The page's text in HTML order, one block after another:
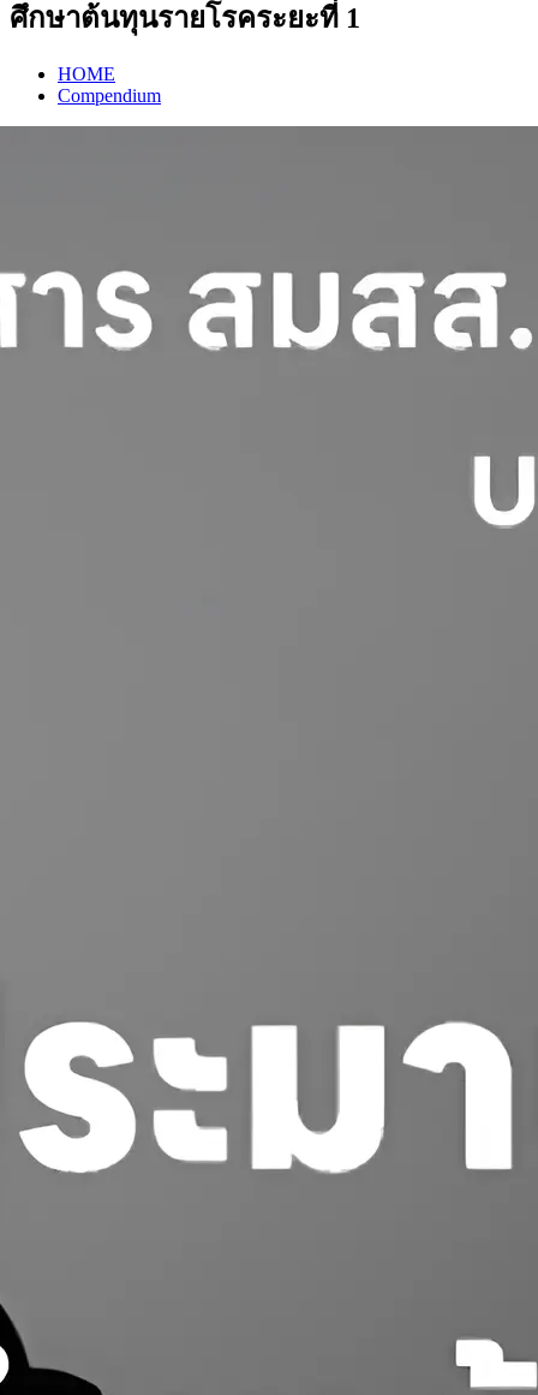
ศึกษาต้นทุนรายโรคระยะที่ 1
HOME
Compendium